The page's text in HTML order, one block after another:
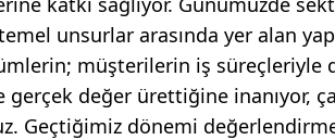
unsurlar arasında yer alan
müşterilerin iş süreçleriyle
değer ürettiğine inanıyor,
Geçtiğimiz dönemi